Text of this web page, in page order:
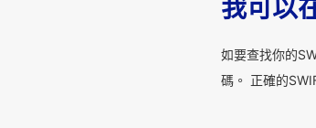
我可以
如要查找你的
碼。 正確的